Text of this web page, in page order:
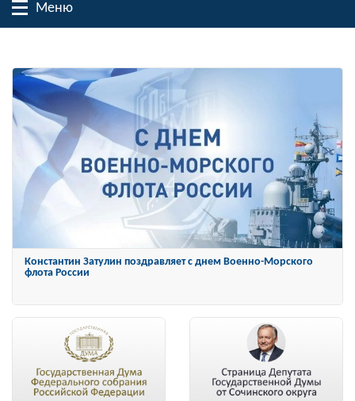
Меню
Константин Затулин награжден Орденом «За заслуги перед
Отечеством» IV степени